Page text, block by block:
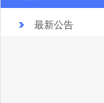
最新公告